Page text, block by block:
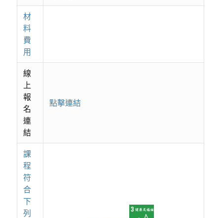
材
料
費
用
線
上
報
名
連
結
點擊連結
課
程
符
合
下
列